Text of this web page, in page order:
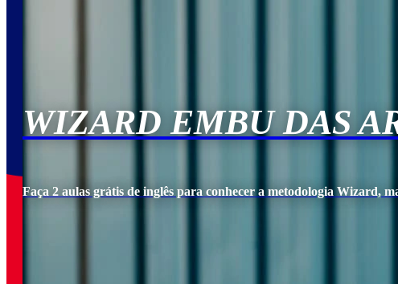
WIZARD EMBU DAS
Faça 2 aulas grátis de inglês para conhecer a metodologia Wizard,